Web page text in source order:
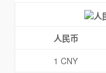
人民币
1 CNY